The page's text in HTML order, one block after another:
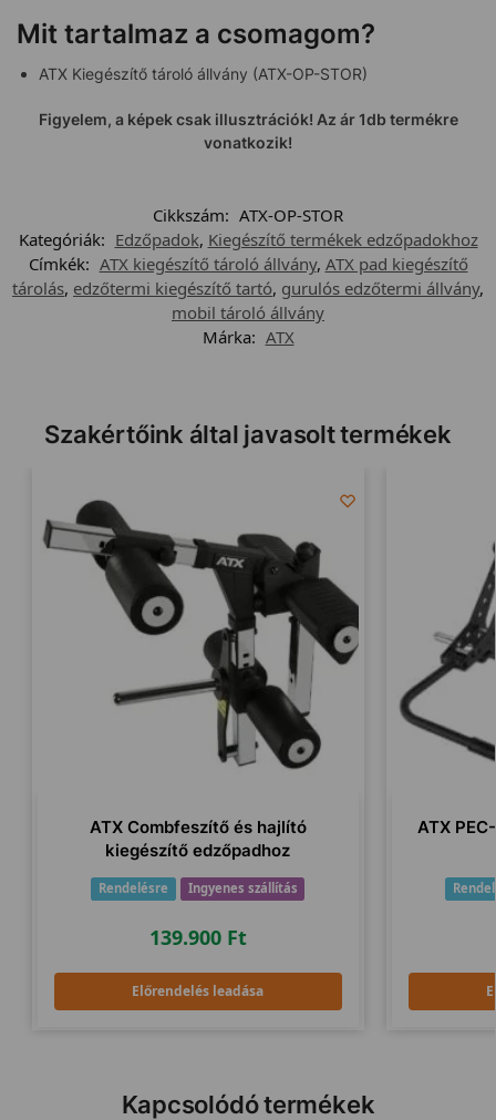
Mit tartalmaz a csomagom?
ATX Kiegészítő tároló állvány (ATX-OP-STOR)
Figyelem, a képek csak illusztrációk! Az ár 1db termékre
vonatkozik!
Cikkszám: ATX-OP-STOR
Kategóriák: Edzőpadok, Kiegészítő termékek edzőpadokhoz
Címkék: ATX kiegészítő tároló állvány, ATX pad kiegészítő
tárolás, edzőtermi kiegészítő tartó, gurulós edzőtermi állvány,
mobil tároló állvány
Márka: ATX
Szakértőink által javasolt termékek
ATX Combfeszítő és hajlító
kiegészítő edzőpadhoz
Rendelésre Ingyenes szállítás
139.900 Ft
Előrendelés leadása
ATX
Kapcsolódó termékek